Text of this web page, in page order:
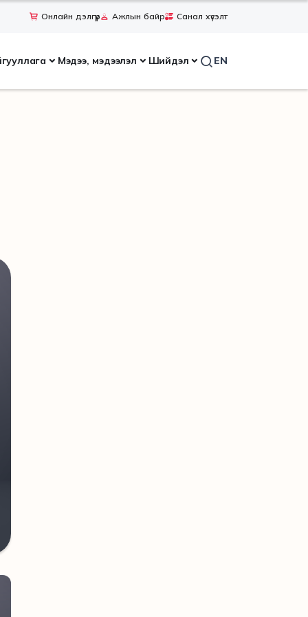
Онлайн дэлгүүр Ажлын байр Санал хүсэлт
Мэдээ, мэдээлэл Шийдэл EN